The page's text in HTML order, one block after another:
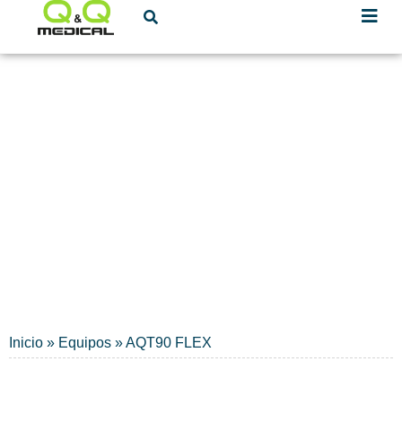
Inicio » Equipos »AQT90 FLEX